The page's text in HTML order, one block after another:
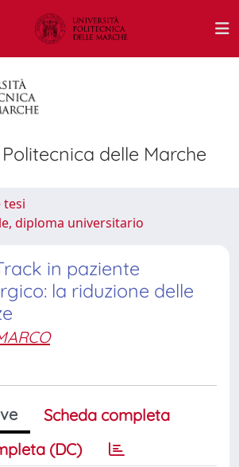
delle Marche
tesi
diploma universitario
in paziente
la riduzione delle
Scheda completa
(DC)